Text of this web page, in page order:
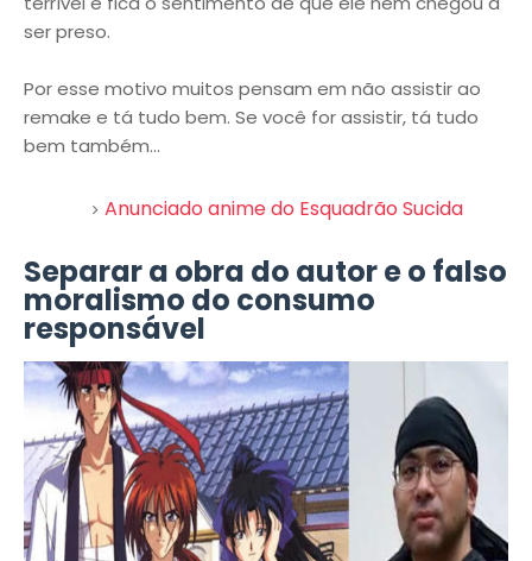
ser preso.
Por esse motivo muitos pensam em não assistir ao
remake e tá tudo bem. Se você for assistir, tá tudo
bem também...
Anunciado anime do Esquadrão Sucida
Separar a obra do autor e o falso
moralismo do consumo
responsável